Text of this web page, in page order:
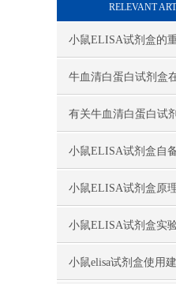
RELEVANT
小鼠ELISA试剂盒的
估？
牛血清白蛋白试剂盒
分为多种类型测定
有关牛血清白蛋白试
骤，以下有详细说明
小鼠ELISA试剂盒自
小鼠ELISA试剂盒原
小鼠ELISA试剂盒实
小鼠elisa试剂盒使用